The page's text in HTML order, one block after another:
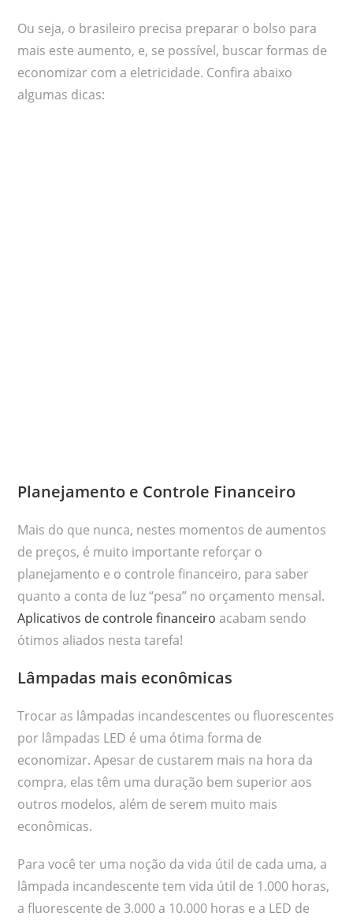
Ou seja, o brasileiro precisa preparar o bolso para
mais este aumento, e, se possível, buscar formas de
economizar com a eletricidade. Confira abaixo
algumas dicas:
Planejamento e Controle Financeiro
Mais do que nunca, nestes momentos de aumentos
de preços, é muito importante reforçar o
planejamento e o controle financeiro, para saber
quanto a conta de luz “pesa” no orçamento mensal.
Aplicativos de controle financeiro acabam sendo
ótimos aliados nesta tarefa!
Lâmpadas mais econômicas
Trocar as lâmpadas incandescentes ou fluorescentes
por lâmpadas LED é uma ótima forma de
economizar. Apesar de custarem mais na hora da
compra, elas têm uma duração bem superior aos
outros modelos, além de serem muito mais
econômicas.
Para você ter uma noção da vida útil de cada uma, a
lâmpada incandescente tem vida útil de 1.000 horas,
a fluorescente de 3.000 a 10.000 horas e a LED de